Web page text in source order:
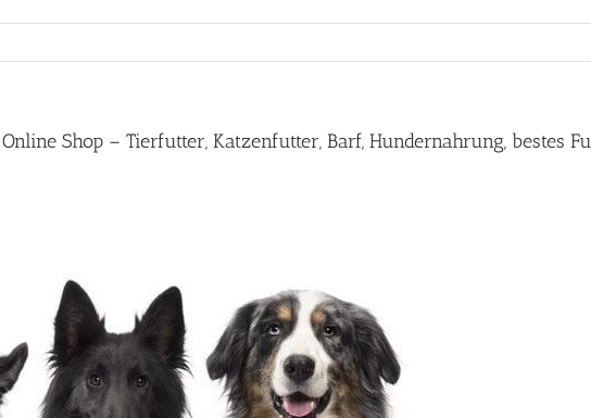
Shop – Tierfutter, Katzenfutter, Barf, Hundernahrung, bestes